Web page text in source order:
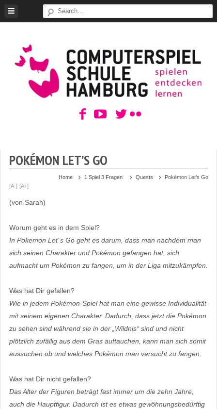
Skip
ComputerSpielSchule
POKÉMON LET’S GO
Home 1 Spiel 3 Fragen Quests
Pokémon Let’s Go
[A-] [A+]
(von Sarah)
Worum geht es in dem Spiel?
In Pokemon Let´s Go geht es darum, dass man nachdem man
sich seinen Charakter und Pokémon gefangen hat, sich
aufmacht um Pokémon zu fangen, um in der Liga mitzukämpfen.
Was hat Dir gefallen?
Wie in jedem Pokémon-Spiel hat man eine gewisse Individualität
mit seinem eigenen Charakter. Dadurch, dass jetzt die Pokémon
zu sehen sind während sie in der „Wildnis“ sind und nicht
plötzlich zufällig aus dem Gras auftauchen, kann man sich somit
aussuchen ob und welches Pokémon man versucht zu fangen.
Was hat Dir nicht gefallen?
Das Alter der Figuren beträgt fast immer um die zehn Jahre,
auch die Hauptfigur. Dadurch ist es etwas gewöhnungsbedürftig